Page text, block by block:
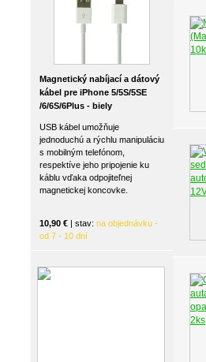
Magnetický nabíjací a dátový
kábel pre iPhone 5/5S/5SE
/6/6S/6Plus - biely
USB kábel umožňuje
jednoduchú a rýchlu manipuláciu
s mobilným telefónom,
respektíve jeho pripojenie ku
káblu vďaka odpojiteľnej
magnetickej koncovke.
10,90 € | stav: na objednávku -
od 7 - 10 dní